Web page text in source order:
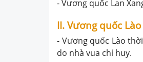
- Vương quốc Lan
II. Vương quốc
- Vương quốc Lào
do nhà vua chỉ huy.